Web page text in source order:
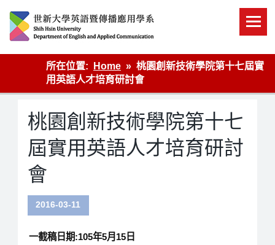
content
英語傳播
所在位置:
Home
桃園創新技術學院第十七屆實
用英語人才培育研討會
桃園創新技術學院第十七
屆實用英語人才培育研討
會
2016-03-11
一截稿日期:105年5月15日